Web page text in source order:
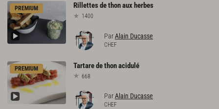
PREMIUM Rillettesdethonaux herbes
1400
ParAlain Ducasse
CHEF
PREMIUM Tartaredethonacidulé
668
ParAlain Ducasse
CHEF